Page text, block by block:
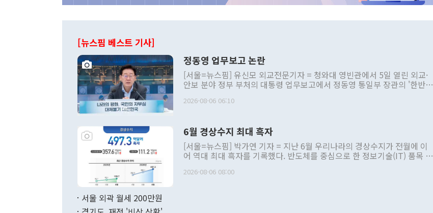
[뉴스핌 베스트 기사]
정동영 업무보고 논란
[서울=뉴스핌] 유신모 외교전문기자 = 청와대 영빈관에서 5일 열린 외교·
안보 분야 정부 부처의 대통령 업무보고에서 정동영 통일부 장관의 '한반도
발언 중에는 정부 내 조율을 거치지 않은 사안을 정책으로 추진하겠다고 공
주의적 희망에 근거한 비현실적 구상'이라는 비판을 내놨다. 그동안 정 장
관의 대북 정책 관련 발언이 물의를 빚은 적은 여러 번 있지만 대통령과 유
관 부처 장관이 공개적으로 부정적 입장을 표명한 것은 이례적이다. 정 장
관의 무리한 대북 접근법과 월권을 제어해야 한다는 목소리도 높아지고 있
다. [정동영 통일부 장관이 지난달 23일 오후 서울 종로구 정부서울청사에
2026-08-06 06:10
6월 경상수지 최대 흑자
[서울=뉴스핌] 박가연 기자 = 지난 6월 우리나라의 경상수지가 전월에 이
어 역대 최대 흑자를 기록했다. 반도체를 중심으로 한 정보기술(IT) 품목 수
료=한국은행] 한국은행이 6일 발표한 '2026년 6월 국제수지(잠정)'에 따르
2026-08-06 08:00
서울 외곽 월세 200만원